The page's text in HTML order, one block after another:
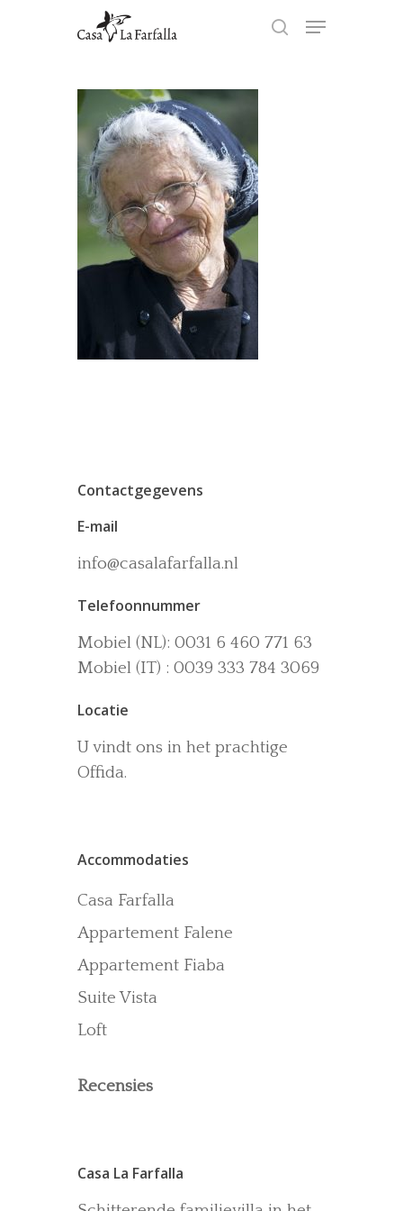
Hit enter to search or ESC to
close
Contactgegevens
E-mail
info@casalafarfalla.nl
Telefoonnummer
Mobiel (NL): 0031 6 460 771 63
Mobiel (IT) : 0039 333 784 3069
Locatie
U vindt ons in het prachtige
Offida.
Accommodaties
Casa Farfalla
Appartement Falene
Appartement Fiaba
Suite Vista
Loft
Recensies
Casa La Farfalla
Het huis
Het zwembad
Omgeving